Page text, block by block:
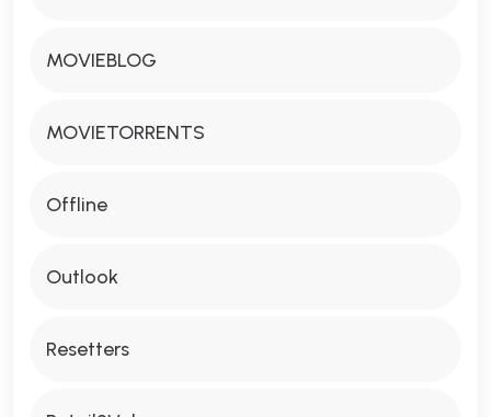
MOVIEBLOG
MOVIETORRENTS
Offline
Outlook
Resetters